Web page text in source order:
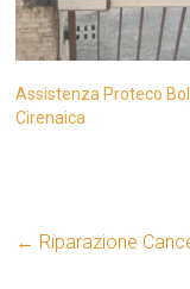
Assistenza Proteco
Cirenaica
← Riparazione